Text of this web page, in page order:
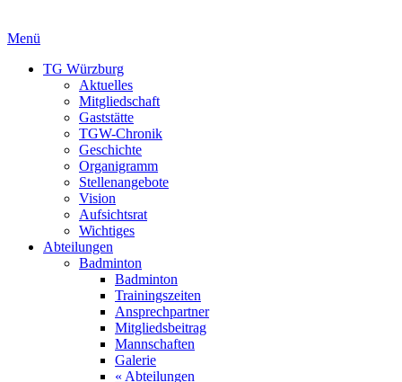
Menü
TG Würzburg
Aktuelles
Mitgliedschaft
Gaststätte
TGW-Chronik
Geschichte
Organigramm
Stellenangebote
Vision
Aufsichtsrat
Wichtiges
Abteilungen
Badminton
Badminton
Trainingszeiten
Ansprechpartner
Mitgliedsbeitrag
Mannschaften
Galerie
« Abteilungen